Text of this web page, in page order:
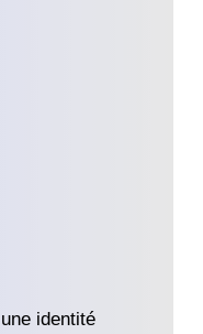
identité